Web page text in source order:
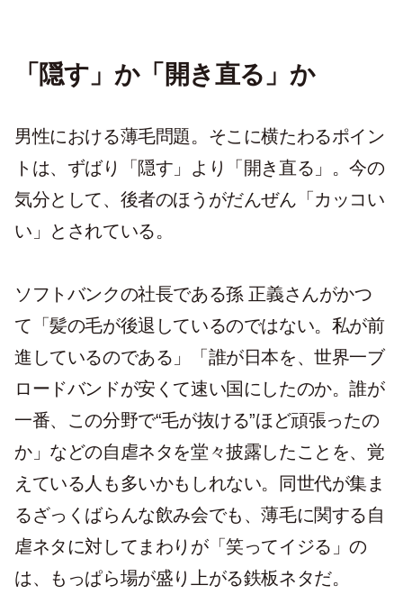
「隠す」か「開き直る」か
男性における薄毛問題。そこに横たわるポイン
トは、ずばり「隠す」より「開き直る」。今の
気分として、後者のほうがだんぜん「カッコい
い」とされている。
ソフトバンクの社長である孫 正義さんがかつ
て「髪の毛が後退しているのではない。私が前
進しているのである」「誰が日本を、世界一ブ
ロードバンドが安くて速い国にしたのか。誰が
一番、この分野で“毛が抜ける”ほど頑張ったの
か」などの自虐ネタを堂々披露したことを、覚
えている人も多いかもしれない。同世代が集ま
るざっくばらんな飲み会でも、薄毛に関する自
虐ネタに対してまわりが「笑ってイジる」の
は、もっぱら場が盛り上がる鉄板ネタだ。